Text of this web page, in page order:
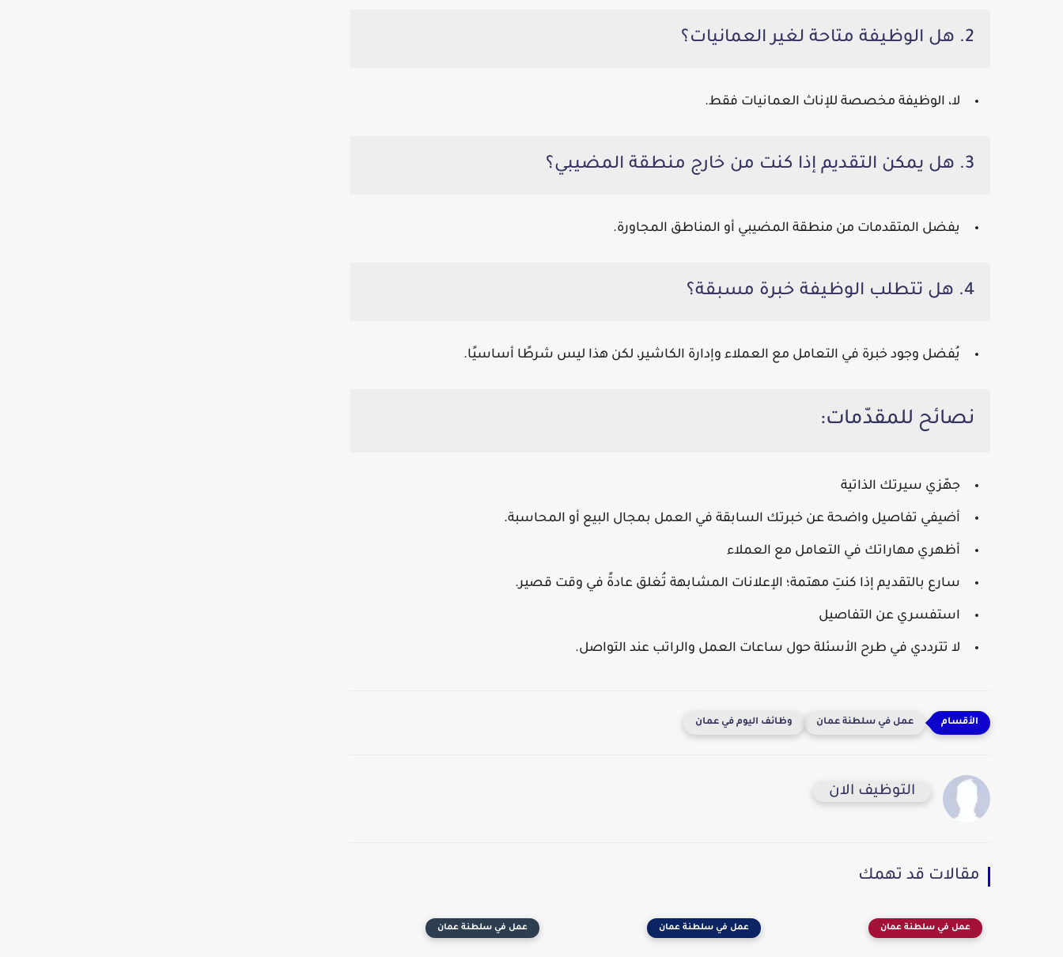
2. هل الوظيفة متاحة لغير العمانيات؟
لا، الوظيفة مخصصة للإناث العمانيات فقط.
3. هل يمكن التقديم إذا كنت من خارج منطقة المضيبي؟
يفضل المتقدمات من منطقة المضيبي أو المناطق المجاورة.
4. هل تتطلب الوظيفة خبرة مسبقة؟
يُفضل وجود خبرة في التعامل مع العملاء وإدارة الكاشير، لكن هذا ليس شرطًا أساسيًا.
نصائح للمقدّمات:
جهّزي سيرتك الذاتية
أضيفي تفاصيل واضحة عن خبرتك السابقة في العمل بمجال البيع أو المحاسبة.
أظهري مهاراتك في التعامل مع العملاء
سارع بالتقديم إذا كنتِ مهتمة؛ الإعلانات المشابهة تُغلق عادةً في وقت قصير.
استفسري عن التفاصيل
لا تترددي في طرح الأسئلة حول ساعات العمل والراتب عند التواصل.
عمل في سلطنة عمان وظائف اليوم في عمان
التوظيف الان
مقالات قد تهمك
عمل في سلطنة عمان عمل في سلطنة عمان عمل في سلطنة عمان